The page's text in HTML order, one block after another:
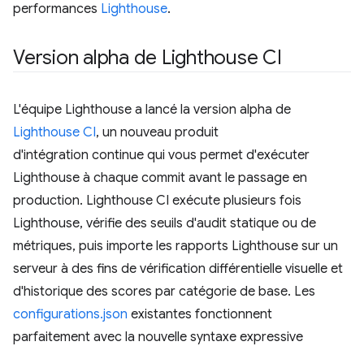
performances Lighthouse.
Version alpha de Lighthouse CI
L'équipe Lighthouse a lancé la version alpha de
Lighthouse CI, un nouveau produit
d'intégration continue qui vous permet d'exécuter
Lighthouse à chaque commit avant le passage en
production. Lighthouse CI exécute plusieurs fois
Lighthouse, vérifie des seuils d'audit statique ou de
métriques, puis importe les rapports Lighthouse sur un
serveur à des fins de vérification différentielle visuelle et
d'historique des scores par catégorie de base. Les
configurations.json existantes fonctionnent
parfaitement avec la nouvelle syntaxe expressive